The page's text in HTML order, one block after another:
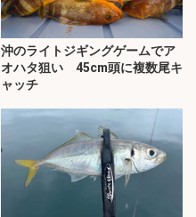
沖のライトジギングゲームでア
オハタ狙い 45cm頭に複数尾キ
ャッチ